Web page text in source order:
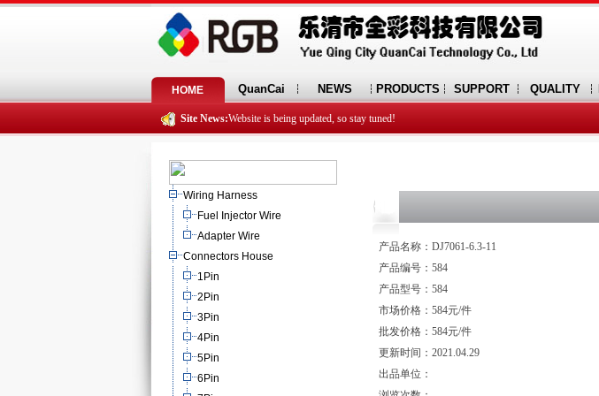
HOME QuanCai NEWS PRODUCTS SUPPORT QUALITY
Site News:Website is being updated, so stay tuned!
Wiring Harness
Fuel Injector Wire
Adapter Wire
Connectors House
1Pin
2Pin
3Pin
4Pin
5Pin
6Pin
产品名称：DJ7061-6.3-11
产品编号：584
产品型号：584
市场价格：584元/件
批发价格：584元/件
更新时间：2021.04.29
出品单位：